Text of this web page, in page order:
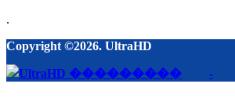
.
Copyright ©2026. UltraHD
-